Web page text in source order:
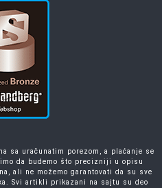
sa uračunatim porezom, a plaćanje se
da budemo što precizniji u opisu
ali ne možemo garantovati da su sve
Svi artikli prikazani na sajtu su deo